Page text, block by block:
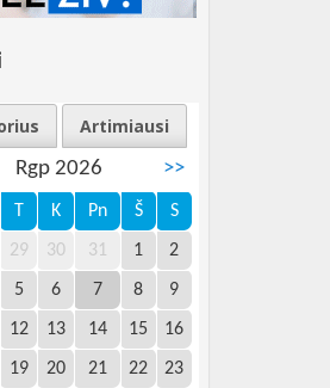
Artimiausi
Rgp 2026 >>
T K Pn Š S
29 30 31 1 2
5 6 7 8 9
12 13 14 15 16
19 20 21 22 23